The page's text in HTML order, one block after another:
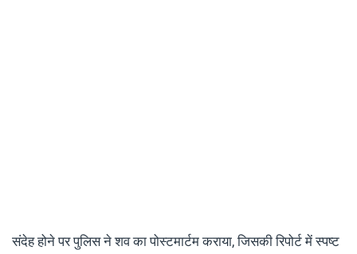
संदेह होने पर पुलिस ने शव का पोस्टमार्टम कराया, जिसकी रिपोर्ट में स्पष्ट